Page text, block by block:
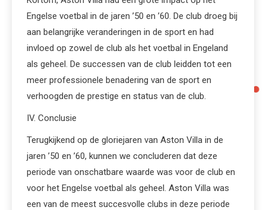
Engelse voetbal in de jaren ’50 en ’60. De club droeg bij
aan belangrijke veranderingen in de sport en had
invloed op zowel de club als het voetbal in Engeland
als geheel. De successen van de club leidden tot een
meer professionele benadering van de sport en
verhoogden de prestige en status van de club.
IV. Conclusie
Terugkijkend op de gloriejaren van Aston Villa in de
jaren ’50 en ’60, kunnen we concluderen dat deze
periode van onschatbare waarde was voor de club en
voor het Engelse voetbal als geheel. Aston Villa was
een van de meest succesvolle clubs in deze periode